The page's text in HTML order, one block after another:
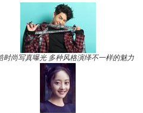
时尚写真曝光 多种风格演绎不一样的魅力